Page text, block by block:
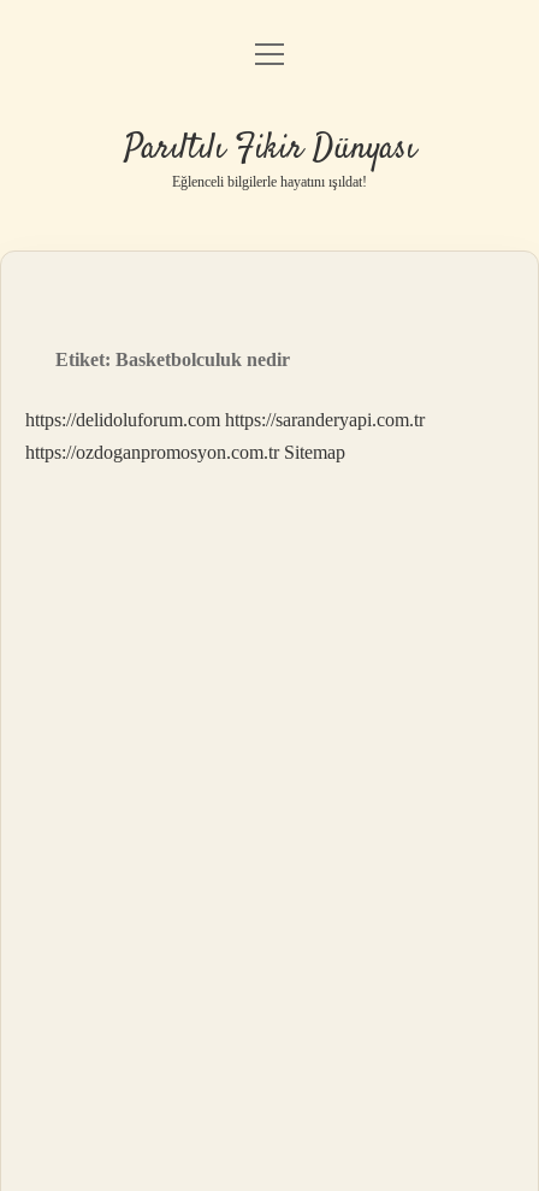
Anasayfa
Yasal Uyarı
menüyü
Parıltılı Fikir Dünyası
Eğlenceli bilgilerle hayatını ışıldat!
Etiket:Basketbolculuk nedir
https://delidoluforum.com https://saranderyapi.com.tr
https://ozdoganpromosyon.com.tr Sitemap